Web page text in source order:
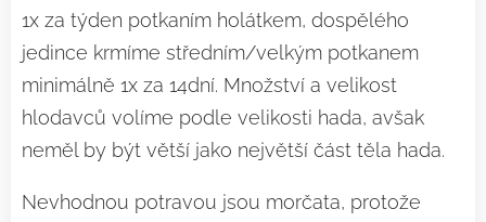
1x za týden potkaním holátkem, dospělého
jedince krmíme středním/velkým potkanem
minimálně 1x za 14dní. Množství a velikost
hlodavců volíme podle velikosti hada, avšak
neměl by být větší jako největší část těla hada.
Nevhodnou potravou jsou morčata, protože